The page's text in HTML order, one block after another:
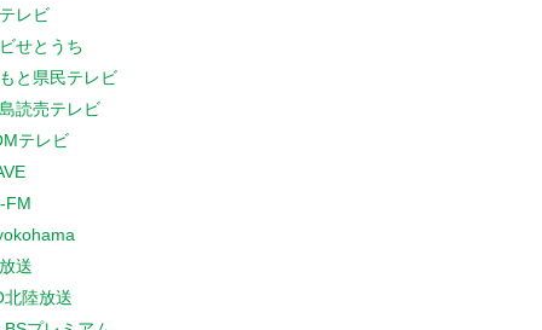
レビ
せとうち
と県民テレビ
読売テレビ
テレビ
FM
送
北陸放送